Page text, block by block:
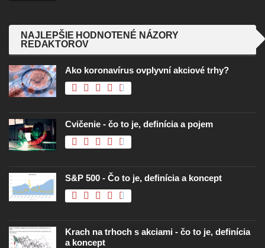
NAJLEPŠIE HODNOTENÉ NÁZORY
REDAKTOROV
Ako koronavírus ovplyvní akciové trhy?
Cvičenie - čo to je, definícia a pojem
S&P 500 - Čo to je, definícia a koncept
Krach na trhoch s akciami - čo to je, definícia
a koncept